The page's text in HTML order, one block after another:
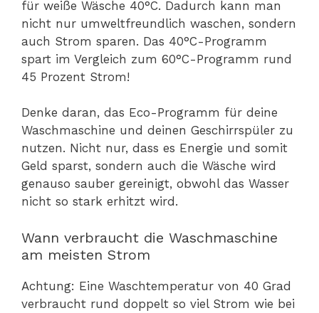
für weiße Wäsche 40°C. Dadurch kann man
nicht nur umweltfreundlich waschen, sondern
auch Strom sparen. Das 40°C-Programm
spart im Vergleich zum 60°C-Programm rund
45 Prozent Strom!
Denke daran, das Eco-Programm für deine
Waschmaschine und deinen Geschirrspüler zu
nutzen. Nicht nur, dass es Energie und somit
Geld sparst, sondern auch die Wäsche wird
genauso sauber gereinigt, obwohl das Wasser
nicht so stark erhitzt wird.
Wann verbraucht die Waschmaschine
am meisten Strom
Achtung: Eine Waschtemperatur von 40 Grad
verbraucht rund doppelt so viel Strom wie bei